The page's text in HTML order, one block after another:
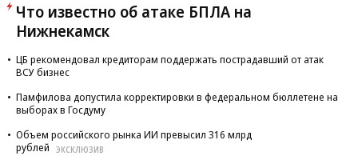
Что известно об атаке БПЛА на
Нижнекамск
ЦБ рекомендовал кредиторам поддержать пострадавший от атак
ВСУ бизнес
Памфилова допустила корректировки в федеральном бюллетене на
выборах в Госдуму
Объем российского рынка ИИ превысил 316 млрд
рублей
ЭКСКЛЮЗИВ